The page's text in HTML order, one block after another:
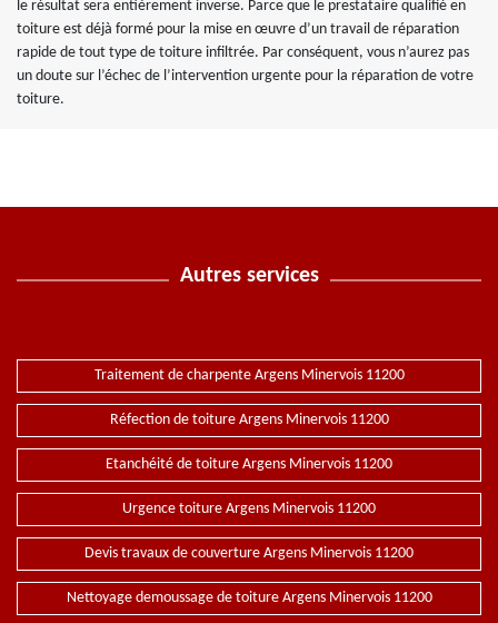
le résultat sera entièrement inverse. Parce que le prestataire qualifié en
toiture est déjà formé pour la mise en œuvre d’un travail de réparation
rapide de tout type de toiture infiltrée. Par conséquent, vous n’aurez pas
un doute sur l’échec de l’intervention urgente pour la réparation de votre
toiture.
Autres services
Traitement de charpente Argens Minervois 11200
Réfection de toiture Argens Minervois 11200
Etanchéité de toiture Argens Minervois 11200
Urgence toiture Argens Minervois 11200
Devis travaux de couverture Argens Minervois 11200
Nettoyage demoussage de toiture Argens Minervois 11200